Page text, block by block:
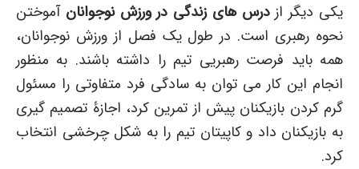
یکی دیگر ازدرس های زندگی در ورزش نوجوانان آموختن
نحوه رهبری است. در طول یک فصل از ورزش نوجوانان،
همه باید فرصت رهبریی تیم را داشته باشند. به منظور
انجام این کار می توان به سادگی فرد متفاوتی را مسئول
گرم کردن بازیکنان پیش از تمرین کرد، اجازۀ تصمیم گیری
به بازیکنان داد و کاپیتان تیم را به شکل چرخشی انتخاب
کرد.